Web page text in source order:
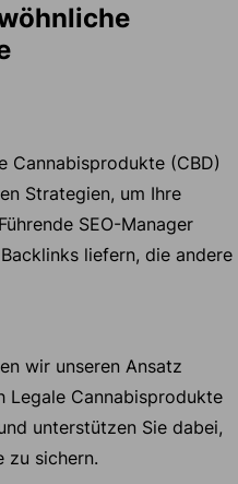
Cannabisprodukte (CBD)
Strategien, um Ihre
SEO-Manager
liefern, die andere
wir unseren Ansatz
Legale Cannabisprodukte
unterstützen Sie dabei,
zu sichern.